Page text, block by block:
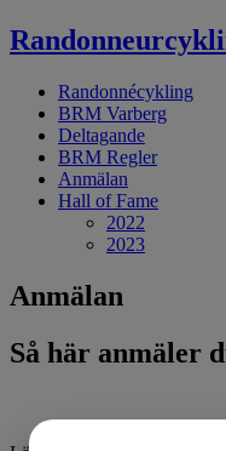
Randonnécykling
BRM Varberg
Deltagande
BRM Regler
Anmälan
Hall of Fame
2022
2023
Anmälan
Så här anmäler